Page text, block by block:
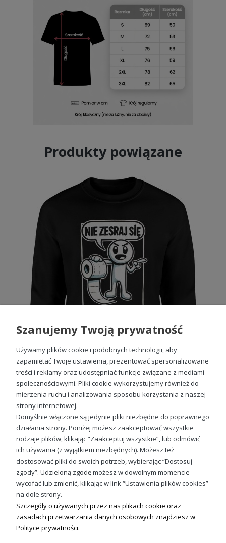
Produkty powiązane
Masz nie zesraj się Męska bluza
89,88 zł
Sprawdź nasze social media
Szanujemy Twoją prywatność
Używamy plików cookie i podobnych technologii, aby
zapamiętać Twoje ustawienia, prezentować spersonalizowane
treści i reklamy oraz udostępniać funkcje związane z mediami
społecznościowymi. Pliki cookie wykorzystujemy również do
mierzenia ruchu i analizowania sposobu korzystania z naszej
strony internetowej.
Domyślnie włączone są jedynie pliki niezbędne do poprawnego
działania strony. Poniżej możesz zaakceptować wszystkie
rodzaje plików, klikając “Zaakceptuj wszystkie”, lub odmówić
ich używania (z wyjątkiem niezbędnych). Możesz też
dostosować pliki do swoich potrzeb, wybierając “Dostosuj
zgody”. Udzieloną zgodę możesz w dowolnym momencie
wycofać lub zmienić, klikając w link “Ustawienia plików cookies”
na dole strony.
Szczegóły o używanych przez nas plikach cookie oraz
zasadach przetwarzania danych osobowych znajdziesz w
Polityce prywatności.